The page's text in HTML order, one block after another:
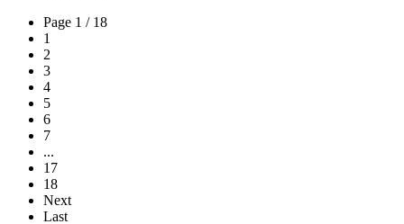
Page 1 / 18
1
2
3
4
5
6
7
...
17
18
Next
Last